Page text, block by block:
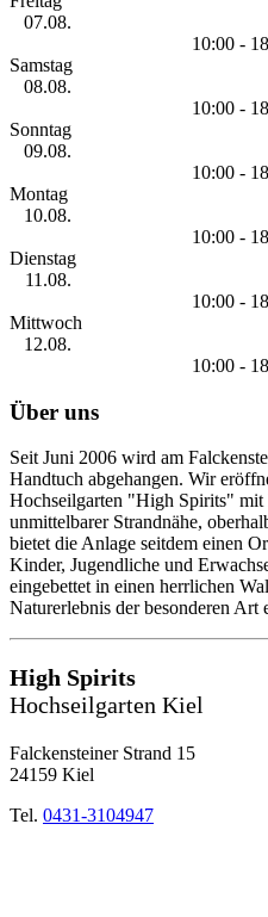
07.08.
10:00 -
Samstag
08.08.
10:00 -
Sonntag
09.08.
10:00 -
Montag
10.08.
10:00 -
Dienstag
11.08.
10:00 -
Mittwoch
12.08.
10:00 -
Über uns
Seit Juni 2006 wird am
Handtuch abgehangen. Wir
Hochseilgarten "High Spirits"
unmittelbarer Strandnähe,
bietet die Anlage seitdem einen
Kinder, Jugendliche und
eingebettet in einen herrlichen
Naturerlebnis der besonderen Art
High Spirits
Hochseilgarten Kiel
Falckensteiner Strand 15
24159 Kiel
Tel. 0431-3104947